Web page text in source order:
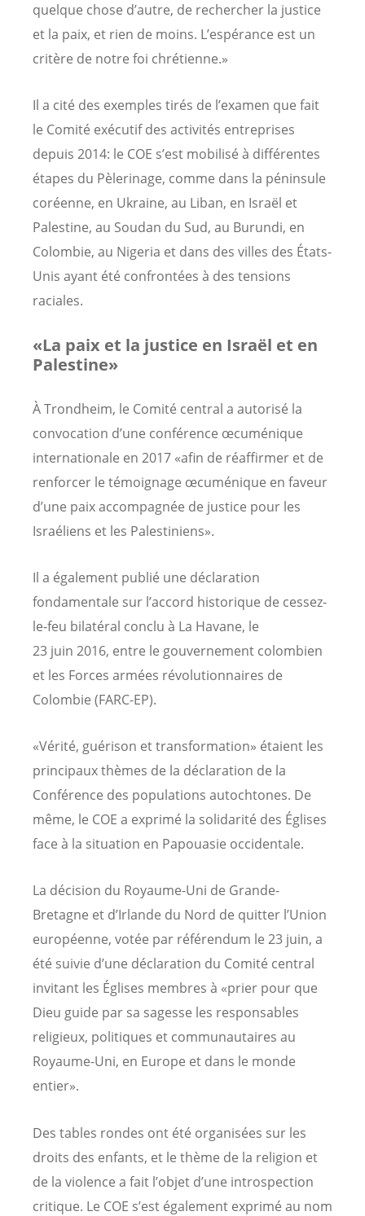
quelque chose d’autre, de rechercher la justice
et la paix, et rien de moins. L’espérance est un
critère de notre foi chrétienne.»
Il a cité des exemples tirés de l’examen que fait
le Comité exécutif des activités entreprises
depuis 2014: le COE s’est mobilisé à différentes
étapes du Pèlerinage, comme dans la péninsule
coréenne, en Ukraine, au Liban, en Israël et
Palestine, au Soudan du Sud, au Burundi, en
Colombie, au Nigeria et dans des villes des États-
Unis ayant été confrontées à des tensions
raciales.
«La paix et la justice en Israël et en
Palestine»
À Trondheim, le Comité central a autorisé la
convocation d’une conférence œcuménique
internationale en 2017 «afin de réaffirmer et de
renforcer le témoignage œcuménique en faveur
d’une paix accompagnée de justice pour les
Israéliens et les Palestiniens».
Il a également publié une déclaration
fondamentale sur l’accord historique de cessez-
le-feu bilatéral conclu à La Havane, le
23 juin 2016, entre le gouvernement colombien
et les Forces armées révolutionnaires de
Colombie (FARC-EP).
«Vérité, guérison et transformation» étaient les
principaux thèmes de la déclaration de la
Conférence des populations autochtones. De
même, le COE a exprimé la solidarité des Églises
face à la situation en Papouasie occidentale.
La décision du Royaume-Uni de Grande-
Bretagne et d’Irlande du Nord de quitter l’Union
européenne, votée par référendum le 23 juin, a
été suivie d’une déclaration du Comité central
invitant les Églises membres à «prier pour que
Dieu guide par sa sagesse les responsables
religieux, politiques et communautaires au
Royaume-Uni, en Europe et dans le monde
entier».
Des tables rondes ont été organisées sur les
droits des enfants, et le thème de la religion et
de la violence a fait l’objet d’une introspection
critique. Le COE s’est également exprimé au nom